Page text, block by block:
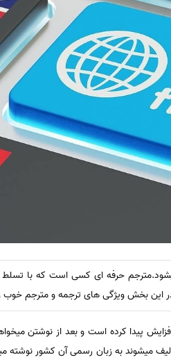
حرفه ای کسی است که با تسلط
این بخش ویژگی های ترجمه و مترجم خوب
پیدا کرده است و بعد از نوشتن
میشوند به زبان رسمی آن کشور